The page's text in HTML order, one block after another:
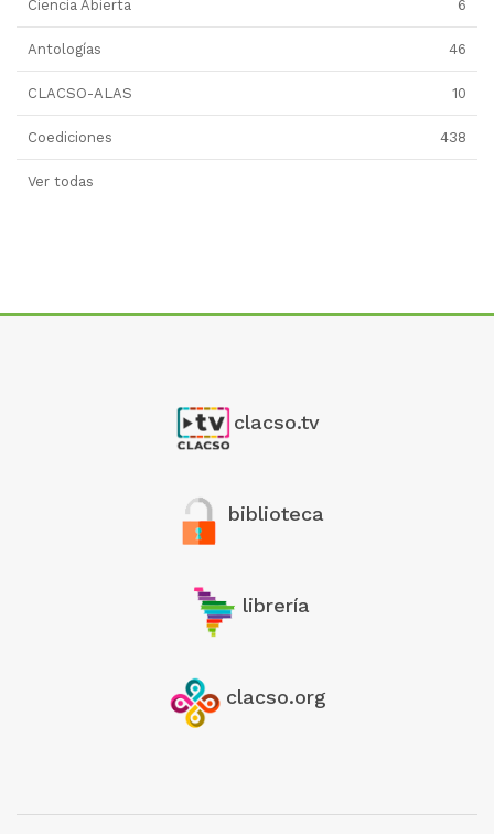
Ciencia Abierta 6
Antologías 46
CLACSO-ALAS 10
Coediciones 438
Ver todas
clacso.tv
biblioteca
librería
clacso.org